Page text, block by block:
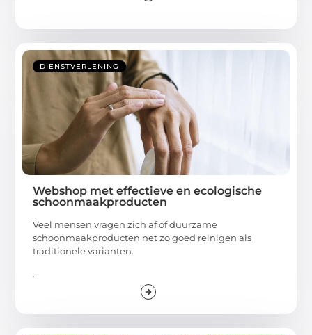
DIENSTVERLENING
Webshop met effectieve en ecologische
schoonmaakproducten
Veel mensen vragen zich af of duurzame
schoonmaakproducten net zo goed reinigen als
traditionele varianten.
...